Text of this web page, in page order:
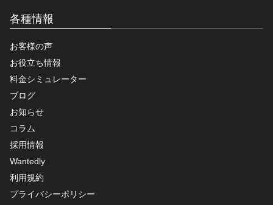
各種情報
お客様の声
お役立ち情報
料金シミュレーター
ブログ
お知らせ
コラム
採用情報
Wantedly
利用規約
プライバシーポリシー